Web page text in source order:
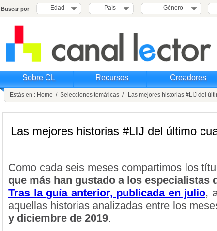
Buscar por Edad País Género
Sobre CL Recursos Creadores
Estás en : Home / Selecciones temáticas / Las mejores historias #LIJ del
Las mejores historias #LIJ del último
Como cada seis meses compartimos los
que más han gustado a los especialistas
Tras la guía anterior, publicada en julio,
aquellas historias analizadas entre los
y diciembre de 2019.